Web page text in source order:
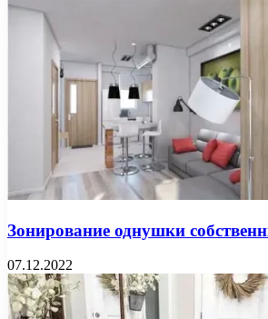
Зонирование однушки
07.12.2022